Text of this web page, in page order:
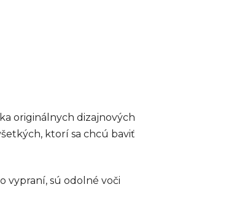
originálnych dizajnových
ktorí sa chcú baviť
vypraní, sú odolné voči